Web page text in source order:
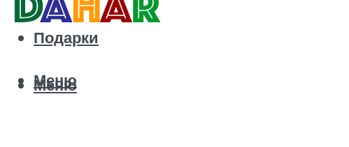
Поздравления
Подарки
Меню
Меню